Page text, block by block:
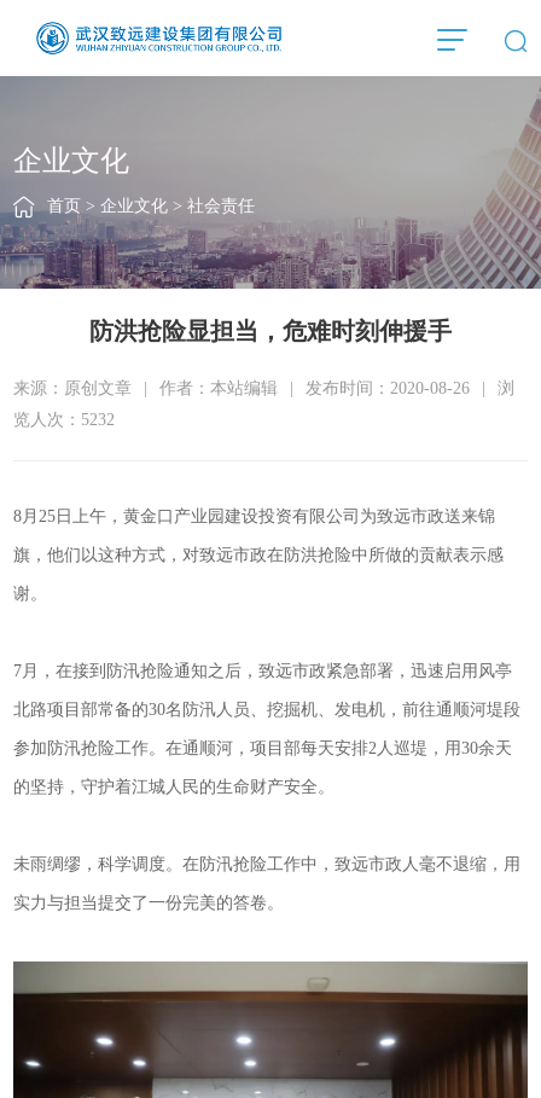
企业文化
首页 >企业文化 >社会责任
防洪抢险显担当，危难时刻伸援手
来源：原创文章 作者：本站编辑 发布时间：2020-08-26
浏
览人次：5232
8月25日上午，黄金口产业园建设投资有限公司为致远市政送来锦
旗，他们以这种方式，对致远市政在防洪抢险中所做的贡献表示感
谢。
7月，在接到防汛抢险通知之后，致远市政紧急部署，迅速启用风亭
北路项目部常备的30名防汛人员、挖掘机、发电机，前往通顺河堤段
参加防汛抢险工作。在通顺河，项目部每天安排2人巡堤，用30余天
的坚持，守护着江城人民的生命财产安全。
未雨绸缪，科学调度。在防汛抢险工作中，致远市政人毫不退缩，用
实力与担当提交了一份完美的答卷。